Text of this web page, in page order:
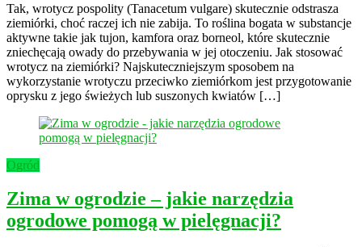
Tak, wrotycz pospolity (Tanacetum vulgare) skutecznie odstrasza
ziemiórki, choć raczej ich nie zabija. To roślina bogata w substancje
aktywne takie jak tujon, kamfora oraz borneol, które skutecznie
zniechęcają owady do przebywania w jej otoczeniu. Jak stosować
wrotycz na ziemiórki? Najskuteczniejszym sposobem na
wykorzystanie wrotyczu przeciwko ziemiórkom jest przygotowanie
oprysku z jego świeżych lub suszonych kwiatów […]
Ogród
Zima w ogrodzie – jakie narzędzia
ogrodowe pomogą w pielęgnacji?